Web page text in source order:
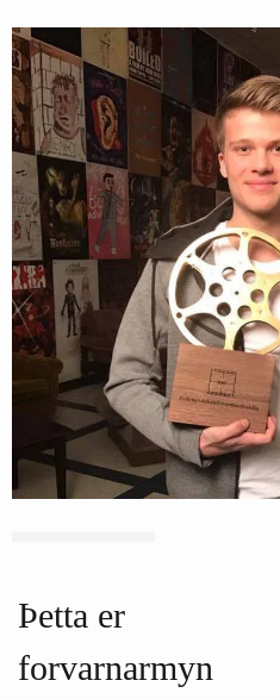
Þetta er
forvarnarmyn